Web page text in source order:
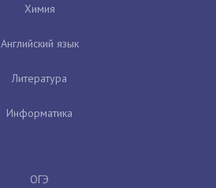
Химия
Английский язык
Литература
Информатика
ОГЭ